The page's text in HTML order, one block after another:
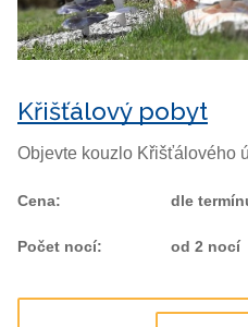
Křišťálový pobyt
Objevte kouzlo Křišťálového
Cena: dle
Počet nocí: od 2 nocí